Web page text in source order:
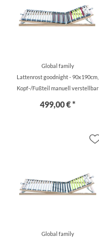
Global family
Lattenrost goodnight - 90x190cm,
Kopf-/Fußteil manuell verstellbar
499,00 € *
Global family